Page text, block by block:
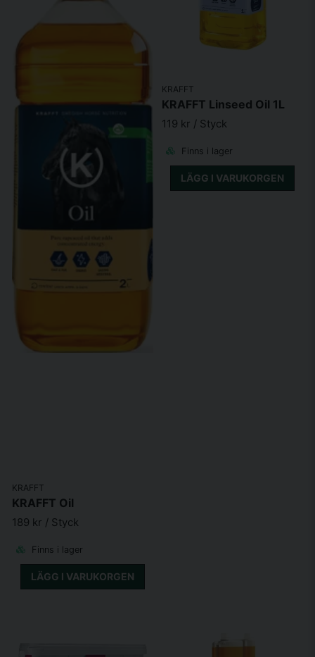
KRAFFT
KRAFFT Oil
189 kr / Styck
Finns i lager
LÄGG I VARUKORGEN
KRAFFT
KRAFFT Linseed Oil 1L
119 kr / Styck
Finns i lager
LÄGG I VARUKORGEN